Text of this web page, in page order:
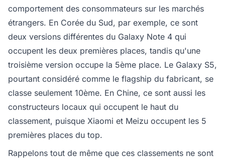
comportement des consommateurs sur les marchés
étrangers. En Corée du Sud, par exemple, ce sont
deux versions différentes du Galaxy Note 4 qui
occupent les deux premières places, tandis qu'une
troisième version occupe la 5ème place. Le Galaxy S5,
pourtant considéré comme le flagship du fabricant, se
classe seulement 10ème. En Chine, ce sont aussi les
constructeurs locaux qui occupent le haut du
classement, puisque Xiaomi et Meizu occupent les 5
premières places du top.
Rappelons tout de même que ces classements ne sont